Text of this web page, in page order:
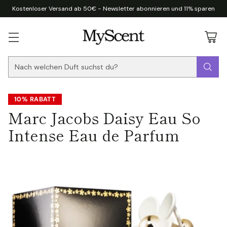
Nach welchen Duft suchst du?
Kostenloser Versand ab 50€ - Newsletter abonnieren und 11% sparen
10% RABATT
Marc Jacobs Daisy Eau So
Intense Eau de Parfum